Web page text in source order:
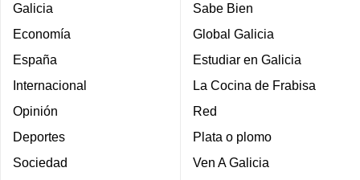
Galicia
Economía
España
Internacional
Opinión
Deportes
Sociedad
Sabe Bien
Global Galicia
Estudiar en Galicia
La Cocina de Frabisa
Red
Plata o plomo
Ven A Galicia